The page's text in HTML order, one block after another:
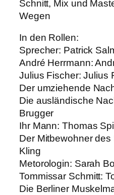
Schnitt, Mix und
Wegen
In den Rollen:
Sprecher: Patrick
André Herrmann:
Julius Fischer: Julius
Der umziehende
Die ausländische
Brugger
Ihr Mann: Thomas
Der Mitbewohner
Kling
Metorologin: Sarah
Tommissar Schmitt:
Die Berliner